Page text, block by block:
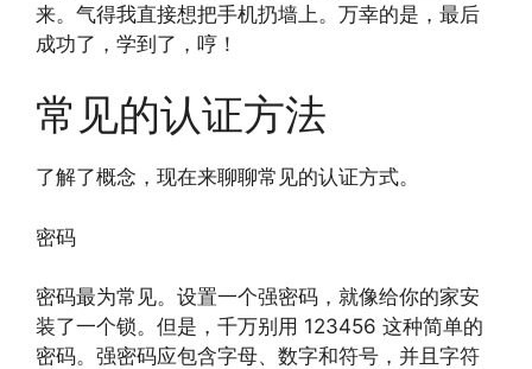
来。气得我直接想把手机扔墙上。万幸的是，最后
成功了，学到了，哼！
常见的认证方法
了解了概念，现在来聊聊常见的认证方式。
密码
密码最为常见。设置一个强密码，就像给你的家安
装了一个锁。但是，千万别用 123456 这种简单的
密码。强密码应包含字母、数字和符号，并且字符